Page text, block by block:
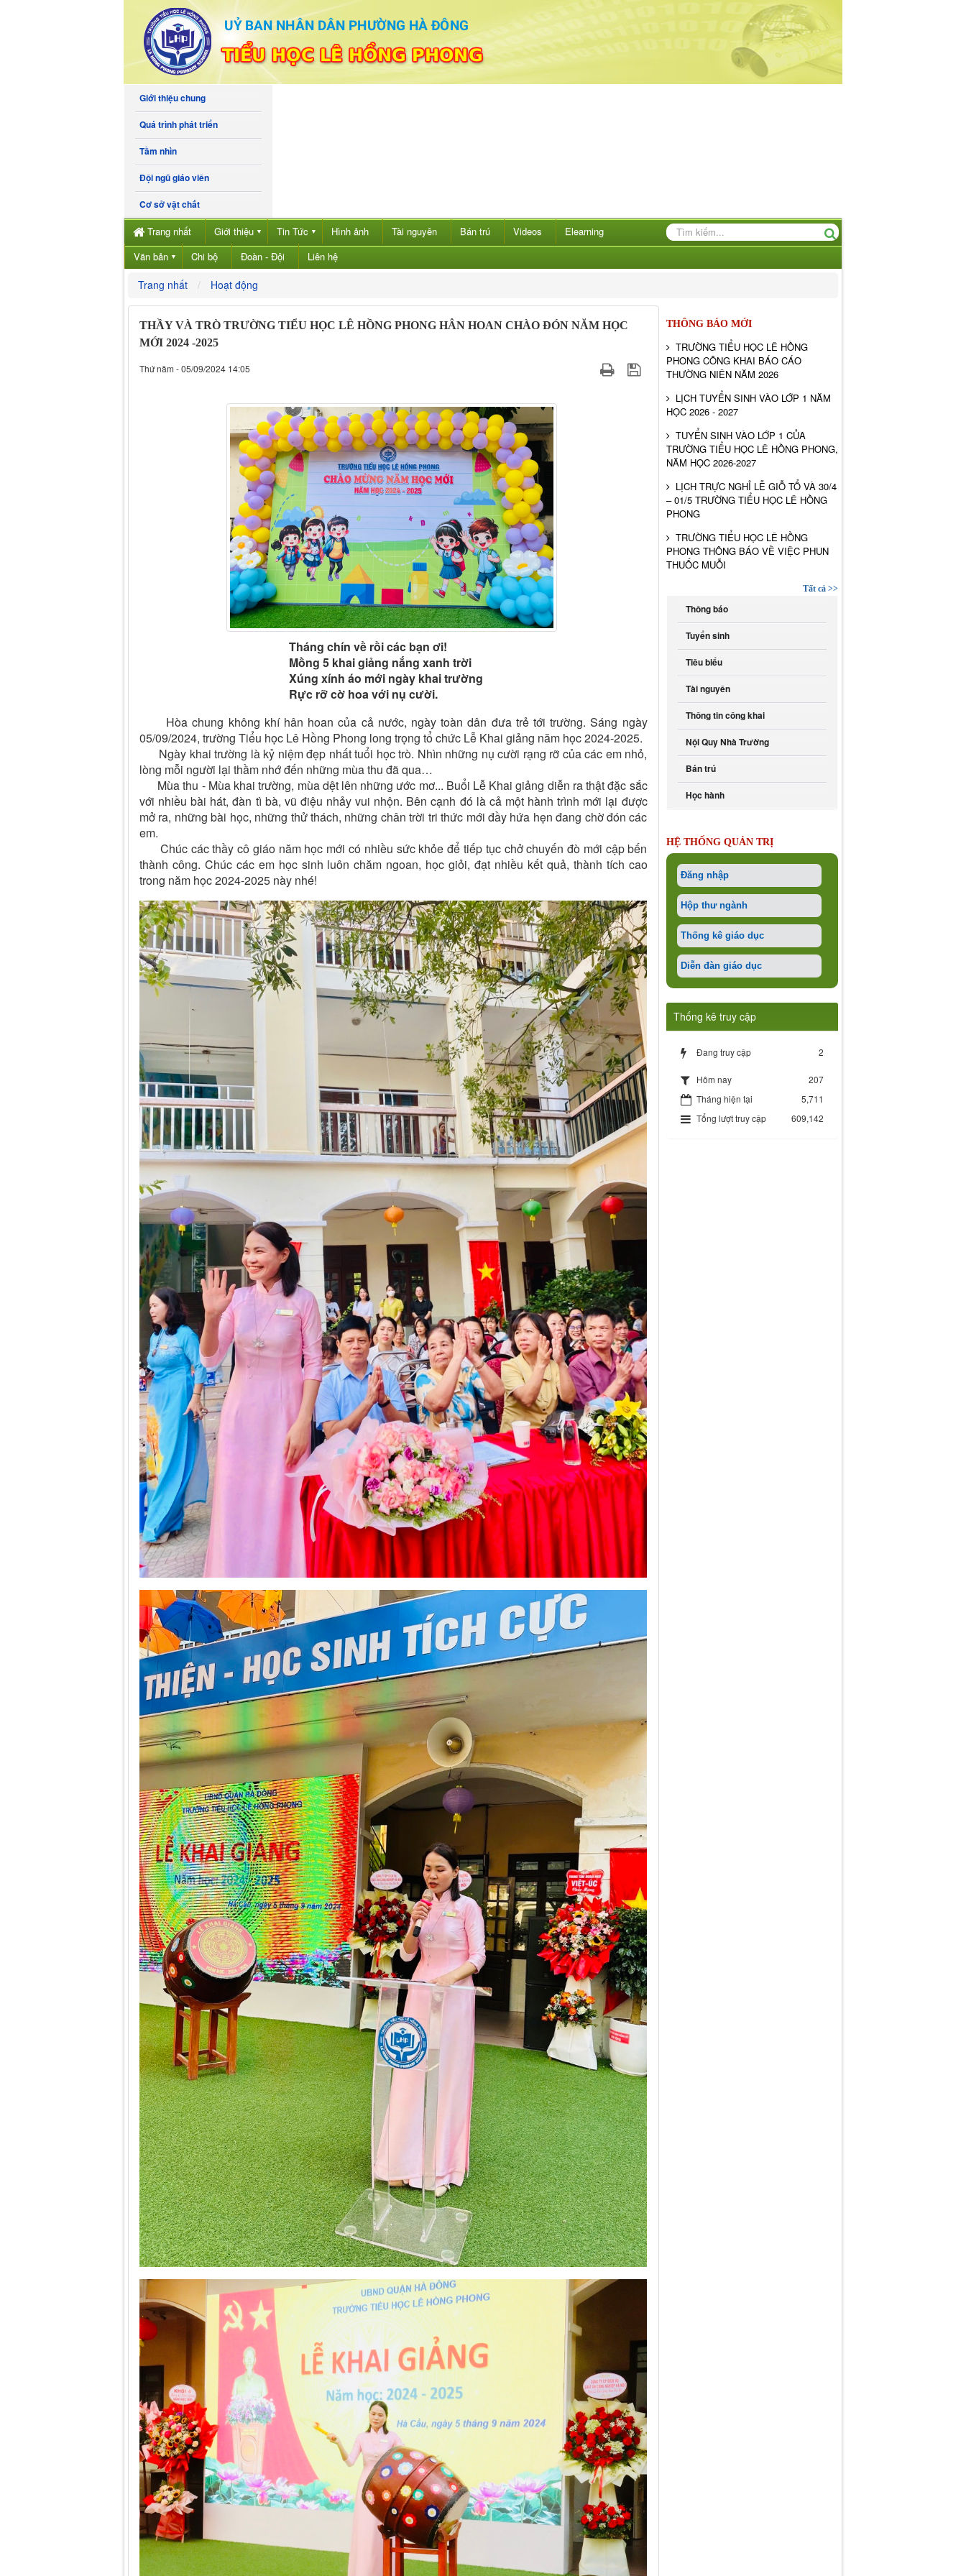
Giới thiệu chung
Quá trình phát triển
Tầm nhìn
Đội ngũ giáo viên
Cơ sở vật chất
Trang nhất Giới thiệu ▼ Tin Tức ▼ Hình ảnh Tài nguyên Bán trú Videos
Elearning
Văn bản ▼ Chi bộ Đoàn - Đội Liên hệ
Trang nhất Hoạt động
THẦY VÀ TRÒ TRƯỜNG TIỂU HỌC LÊ HỒNG PHONG HÂN HOAN CHÀO ĐÓN NĂM HỌC
MỚI 2024 -2025
Thứ năm - 05/09/2024 14:05
Tháng chín về rồi các bạn ơi!
Mồng 5 khai giảng nắng xanh trời
Xúng xính áo mới ngày khai trường
Rực rỡ cờ hoa với nụ cười.
Hòa chung không khí hân hoan của cả nước, ngày toàn dân đưa trẻ tới trường. Sáng ngày
05/09/2024, trường Tiểu học Lê Hồng Phong long trọng tổ chức Lễ Khai giảng năm học 2024-2025.
Ngày khai trường là kỷ niệm đẹp nhất tuổi học trò. Nhìn những nụ cười rạng rỡ của các em nhỏ,
lòng mỗi người lại thầm nhớ đến những mùa thu đã qua…
Mùa thu - Mùa khai trường, mùa dệt lên những ước mơ... Buổi Lễ Khai giảng diễn ra thật đặc sắc
với nhiều bài hát, đàn tì bà, vũ điệu nhảy vui nhộn. Bên cạnh đó là cả một hành trình mới lại được
mở ra, những bài học, những thử thách, những chân trời tri thức mới đầy hứa hẹn đang chờ đón các
em.
Chúc các thầy cô giáo năm học mới có nhiều sức khỏe để tiếp tục chở chuyến đò mới cập bến
thành công. Chúc các em học sinh luôn chăm ngoan, học giỏi, đạt nhiều kết quả, thành tích cao
trong năm học 2024-2025 này nhé!
THÔNG BÁO MỚI
TRƯỜNG TIỂU HỌC LÊ HỒNG
PHONG CÔNG KHAI BÁO CÁO
THƯỜNG NIÊN NĂM 2026
LỊCH TUYỂN SINH VÀO LỚP 1 NĂM
HỌC 2026 - 2027
TUYỂN SINH VÀO LỚP 1 CỦA
TRƯỜNG TIỂU HỌC LÊ HỒNG PHONG,
NĂM HỌC 2026-2027
LỊCH TRỰC NGHỈ LỄ GIỖ TỔ VÀ 30/4
– 01/5 TRƯỜNG TIỂU HỌC LÊ HỒNG
PHONG
TRƯỜNG TIỂU HỌC LÊ HỒNG
PHONG THÔNG BÁO VỀ VIỆC PHUN
THUỐC MUỖI
Tất cả >>
Thông báo
Tuyển sinh
Tiêu biểu
Tài nguyên
Thông tin công khai
Nội Quy Nhà Trường
Bán trú
Học hành
HỆ THỐNG QUẢN TRỊ
Đăng nhập
Hộp thư ngành
Thống kê giáo dục
Diễn đàn giáo dục
Thống kê truy cập
Đang truy cập 2
Hôm nay
207
Tháng hiện tại
5,711
Tổng lượt truy cập
609,142